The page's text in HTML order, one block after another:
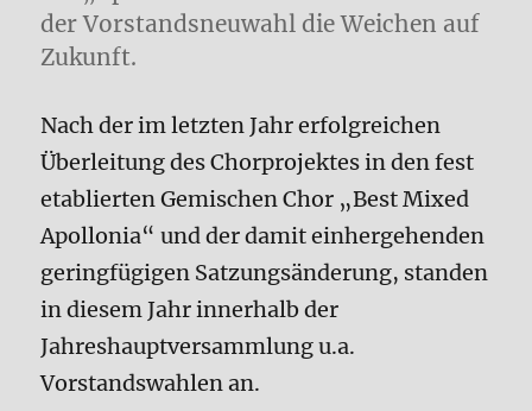
der Vorstandsneuwahl die Weichen auf
Zukunft.
Nach der im letzten Jahr erfolgreichen
Überleitung des Chorprojektes in den fest
etablierten Gemischen Chor „Best Mixed
Apollonia“ und der damit einhergehenden
geringfügigen Satzungsänderung, standen
in diesem Jahr innerhalb der
Jahreshauptversammlung u.a.
Vorstandswahlen an.